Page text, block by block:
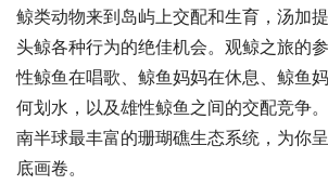
鲸类动物来到岛屿上交配和生育，汤加
头鲸各种行为的绝佳机会。观鲸之旅的
性鲸鱼在唱歌、鲸鱼妈妈在休息、鲸鱼
何划水，以及雄性鲸鱼之间的交配竞争
南半球最丰富的珊瑚礁生态系统，为你
底画卷。